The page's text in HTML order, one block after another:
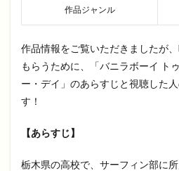
作品ジャンル
作品情報をご覧いただきましたが
もらうために、「バニラボーイ ト
ー・デイ」のあらすじと視聴した
す！
【あらすじ】
栃木県の高校で、サーフィン部に所